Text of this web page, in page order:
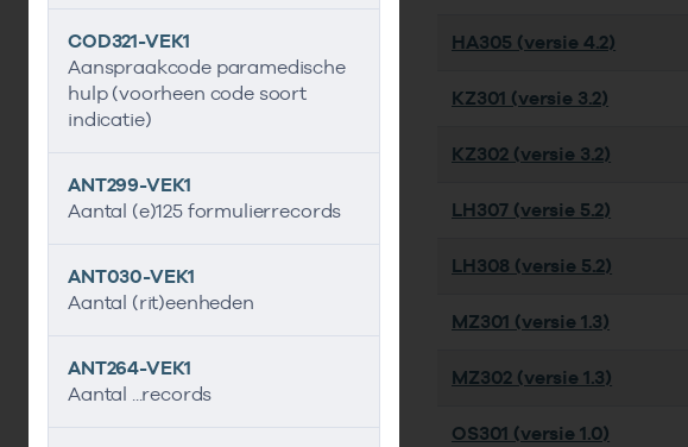
COD321-VEK1
Aanspraakcode paramedische
hulp (voorheen code soort
indicatie)
ANT299-VEK1
Aantal (e)125 formulierrecords
ANT030-VEK1
Aantal (rit)eenheden
ANT264-VEK1
Aantal ...records
HA305 (versie 4.2)
KZ301 (versie 3.2)
KZ302 (versie 3.2)
LH307 (versie 5.2)
LH308 (versie 5.2)
MZ301 (versie 1.3)
MZ302 (versie 1.3)
OS301 (versie 1.0)